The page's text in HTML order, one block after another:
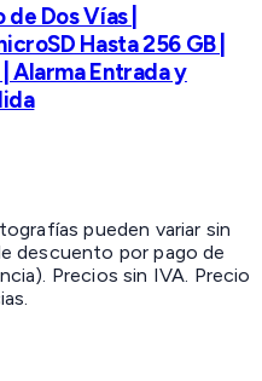
Dos Vías |
Hasta 256 GB |
| Alarma Entrada y
pueden variar sin
descuento por pago de
Precios sin IVA. Precio